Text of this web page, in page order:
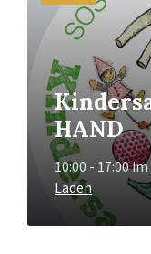
HAND
10:00 - 17:00im
Laden